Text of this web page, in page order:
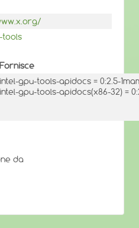
tools
Fornisce
intel-gpu-tools-apidocs = 0:2.5-
intel-gpu-tools-apidocs(x86-32) =
da